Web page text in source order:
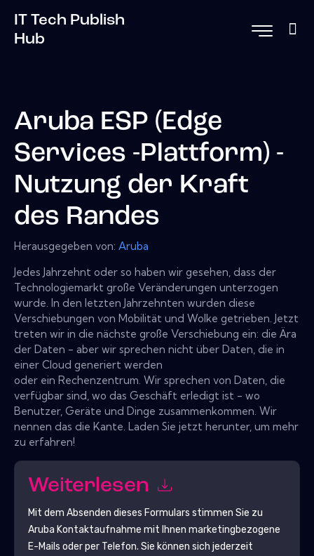
IT Tech Publish
Hub
Aruba ESP (Edge
Services -Plattform) -
Nutzung der Kraft
des Randes
Herausgegeben von: Aruba
Jedes Jahrzehnt oder so haben wir gesehen, dass der
Technologiemarkt große Veränderungen unterzogen
wurde. In den letzten Jahrzehnten wurden diese
Verschiebungen von Mobilität und Wolke getrieben. Jetzt
treten wir in die nächste große Verschiebung ein: die Ära
der Daten - aber wir sprechen nicht über Daten, die in
einer Cloud generiert werden
oder ein Rechenzentrum. Wir sprechen von Daten, die
verfügbar sind, wo das Geschäft erledigt ist - wo
Benutzer, Geräte und Dinge zusammenkommen. Wir
nennen das die Kante. Laden Sie jetzt herunter, um mehr
zu erfahren!
Weiterlesen
Mit dem Absenden dieses Formulars stimmen Sie zu
Aruba Kontaktaufnahme mit Ihnen marketingbezogene
E-Mails oder per Telefon. Sie können sich jederzeit